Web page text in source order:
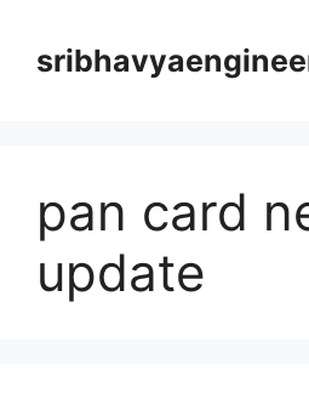
content
pan card
update